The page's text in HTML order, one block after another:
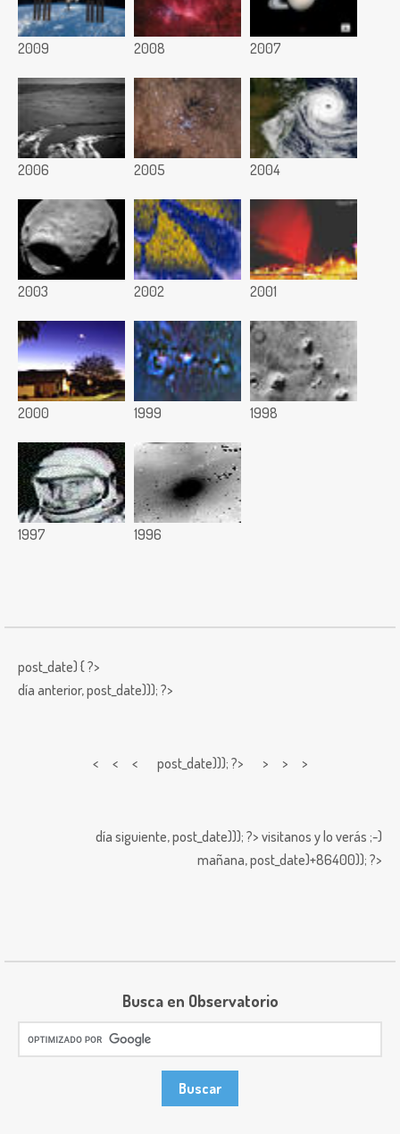
2009 2008 2007
2006 2005 2004
2003 2002 2001
2000 1999 1998
1997 1996
post_date) { ?>
día anterior,post_date))); ?>
< < < post_date))); ?> > > >
día siguiente,post_date))); ?> visitanos y lo verás ;-)
mañana,post_date)+86400)); ?>
Busca en Observatorio